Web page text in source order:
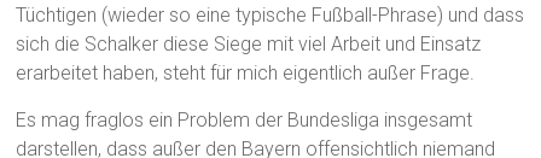
Tüchtigen (wieder so eine typische Fußball-Phrase) und dass
sich die Schalker diese Siege mit viel Arbeit und Einsatz
erarbeitet haben, steht für mich eigentlich außer Frage.
Es mag fraglos ein Problem der Bundesliga insgesamt
darstellen, dass außer den Bayern offensichtlich niemand